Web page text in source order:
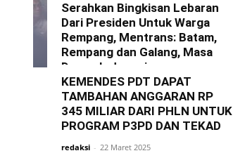
Serahkan Bingkisan Lebaran
Dari Presiden Untuk Warga
Rempang, Mentrans: Batam,
Rempang dan Galang, Masa
Depan Indonesia
redaksi - 29 Maret 2025
KEMENDES PDT DAPAT
TAMBAHAN ANGGARAN RP
345 MILIAR DARI PHLN UNTUK
PROGRAM P3PD DAN TEKAD
redaksi - 22 Maret 2025